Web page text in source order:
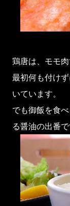
鶏唐は、モモ
最初何も付け
いています。
でも御飯を食
る醤油の出番で